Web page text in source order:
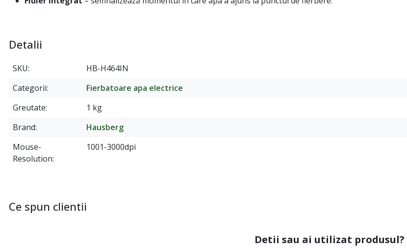
Detalii
SKU
HB-H464IN
Categorii
Fierbatoare apa electrice
Greutate
1 kg
Brand
Hausberg
Mouse-
Resolution
1001-3000dpi
Ce spun clientii
Detii sau ai utilizat produsul?